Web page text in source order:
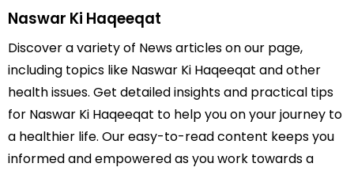
Naswar Ki Haqeeqat
Discover a variety of News articles on our page,
including topics like Naswar Ki Haqeeqat and other
health issues. Get detailed insights and practical tips
for Naswar Ki Haqeeqat to help you on your journey to
a healthier life. Our easy-to-read content keeps you
informed and empowered as you work towards a